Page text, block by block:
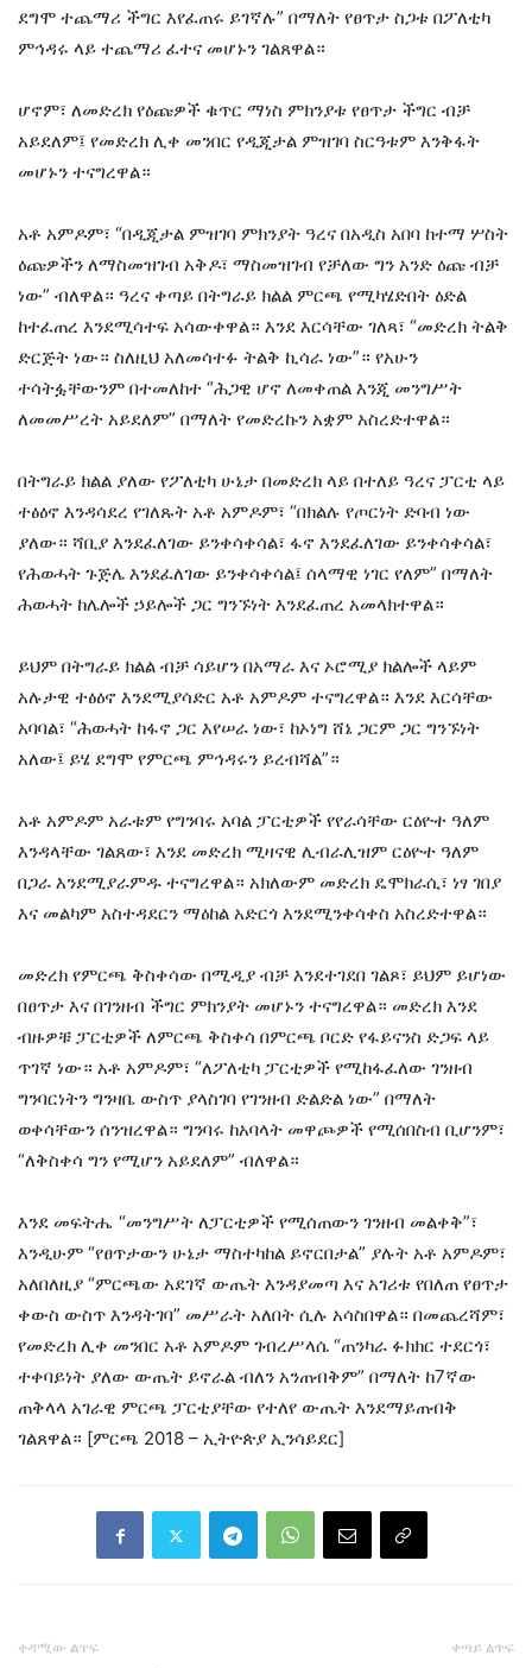
ደግሞ ተጨማሪ ችግር እየፈጠሩ ይገኛሉ” በማለት የፀጥታ ስጋቱ በፖለቲካ
ምኅዳሩ ላይ ተጨማሪ ፈተና መሆኑን ገልጸዋል።
ሆኖም፣ ለመድረክ የዕጩዎች ቁጥር ማነስ ምክንያቱ የፀጥታ ችግር ብቻ
አይደለም፤ የመድረክ ሊቀ መንበር የዲጂታል ምዝገባ ስርዓቱም እንቅፋት
መሆኑን ተናግረዋል።
አቶ አምዶም፣ “በዲጂታል ምዝገባ ምክንያት ዓረና በአዲስ አበባ ከተማ ሦስት
ዕጩዎችን ለማስመዝገብ አቅዶ፣ ማስመዝገብ የቻለው ግን አንድ ዕጩ ብቻ
ነው” ብለዋል። ዓረና ቀጣይ በትግራይ ክልል ምርጫ የሚካሄድበት ዕድል
ከተፈጠረ እንደሚሳተፍ አሳውቀዋል። እንደ እርሳቸው ገለጻ፣ “መድረክ ትልቅ
ድርጅት ነው። ስለዚህ አለመሳተፉ ትልቅ ኪሳራ ነው”። የአሁን
ተሳትፏቸውንም በተመለከተ “ሕጋዊ ሆኖ ለመቀጠል እንጂ መንግሥት
ለመመሥረት አይደለም” በማለት የመድረኩን አቋም አስረድተዋል።
በትግራይ ክልል ያለው የፖለቲካ ሁኔታ በመድረክ ላይ በተለይ ዓረና ፓርቲ ላይ
ተፅዕኖ እንዳሳደረ የገለጹት አቶ አምዶም፣ “በክልሉ የጦርነት ድባብ ነው
ያለው። ሻቢያ እንደፈለገው ይንቀሳቀሳል፣ ፋኖ እንደፈለገው ይንቀሳቀሳል፣
የሕወሓት ጉጅሌ እንደፈለገው ይንቀሳቀሳል፤ ሰላማዊ ነገር የለም” በማለት
ሕወሓት ከሌሎች ኃይሎች ጋር ግንኙነት እንደፈጠረ አመላክተዋል።
ይህም በትግራይ ክልል ብቻ ሳይሆን በአማራ እና ኦሮሚያ ክልሎች ላይም
አሉታዊ ተፅዕኖ እንደሚያሳድር አቶ አምዶም ተናግረዋል። እንደ እርሳቸው
አባባል፣ “ሕወሓት ከፋኖ ጋር እየሠራ ነው፣ ከኦነግ ሸኔ ጋርም ጋር ግንኙነት
አለው፤ ይሄ ደግሞ የምርጫ ምኅዳሩን ይረብሻል”።
አቶ አምዶም አራቱም የግንባሩ አባል ፓርቲዎች የየራሳቸው ርዕዮተ ዓለም
እንዳላቸው ገልጸው፣ እንደ መድረክ ሚዛናዊ ሊብራሊዝም ርዕዮተ ዓለም
በጋራ እንደሚያራምዱ ተናግረዋል። አክለውም መድረክ ዴሞክራሲ፣ ነፃ ገበያ
እና መልካም አስተዳደርን ማዕከል አድርጎ እንደሚንቀሳቀስ አስረድተዋል።
መድረክ የምርጫ ቅስቀሳው በሚዲያ ብቻ እንደተገደበ ገልጾ፣ ይህም ይሆነው
በፀጥታ እና በገንዘብ ችግር ምክንያት መሆኑን ተናግረዋል። መድረክ እንደ
ብዙዎቹ ፓርቲዎች ለምርጫ ቅስቀሳ በምርጫ ቦርድ የፋይናንስ ድጋፍ ላይ
ጥገኛ ነው። አቶ አምዶም፣ “ለፖለቲካ ፓርቲዎች የሚከፋፈለው ገንዘብ
ግንባርነትን ግንዛቤ ውስጥ ያላስገባ የገንዘብ ድልድል ነው” በማለት
ወቀሳቸውን ሰንዝረዋል። ግንባሩ ከአባላት መዋጮዎች የሚሰበስብ ቢሆንም፣
“ለቅስቀሳ ግን የሚሆን አይደለም” ብለዋል።
እንደ መፍትሔ “መንግሥት ለፓርቲዎች የሚሰጠውን ገንዘብ መልቀቅ”፣
እንዲሁም “የፀጥታውን ሁኔታ ማስተካከል ይኖርበታል” ያሉት አቶ አምዶም፣
አለበለዚያ “ምርጫው አደገኛ ውጤት እንዳያመጣ እና አገሪቱ የበለጠ የፀጥታ
ቀውስ ውስጥ እንዳትገባ” መሥራት አለበት ሲሉ አሳስበዋል። በመጨረሻም፣
የመድረክ ሊቀ መንበር አቶ አምዶም ገብረሥላሴ “ጠንካራ ፉክክር ተደርጎ፣
ተቀባይነት ያለው ውጤት ይኖራል ብለን አንጠብቅም” በማለት ከ7ኛው
ጠቅላላ አገራዊ ምርጫ ፓርቲያቸው የተለየ ውጤት እንደማይጠብቅ
ገልጸዋል። [ምርጫ 2018 – ኢትዮጵያ ኢንሳይደር]
ቀዳሚው ልጥፍ ቀጣይ ልጥፍ